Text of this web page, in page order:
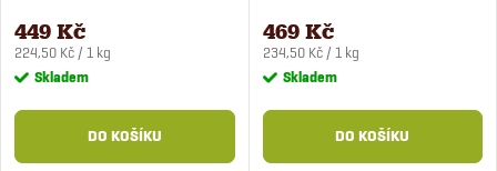
449 Kč
Měrná
cena:
224,50 Kč / 1 kg
Skladem
DO KOŠÍKU
469 Kč
Měrná
cena:
234,50 Kč / 1 kg
Skladem
DO KOŠÍKU